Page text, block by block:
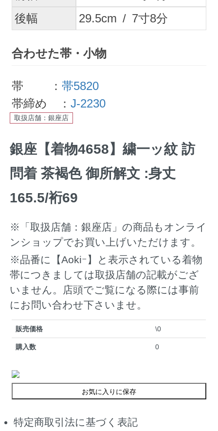
後幅
29.5cm / 7寸8分
合わせた帯・小物
帯 ：帯5820
帯締め ：J-2230
取扱店舗：銀座店
銀座【着物4658】繍一ッ紋 訪
問着 茶褐色 御所解文 :身丈
165.5/裄69
※「取扱店舗：銀座店」の商品もオンライ
ンショップでお買い上げいただけます。
※品番に【Aokiｰ】と表示されている着物
帯につきましては取扱店舗の記載がござ
いません。店頭でご覧になる際には事前
にお問い合わせ下さいませ。
販売価格 \0
購入数 0
お気に入りに保存
特定商取引法に基づく表記